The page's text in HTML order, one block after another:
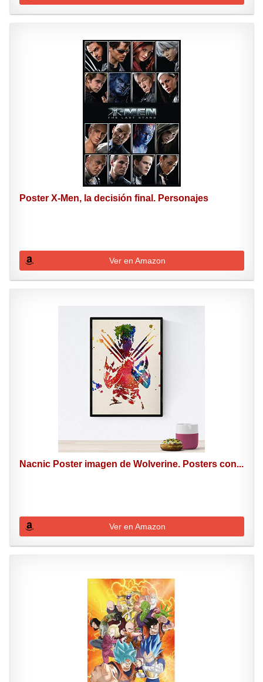
Poster X-Men, la decisión final. Personajes
Ver en Amazon
Nacnic Poster imagen de Wolverine. Posters con...
Ver en Amazon